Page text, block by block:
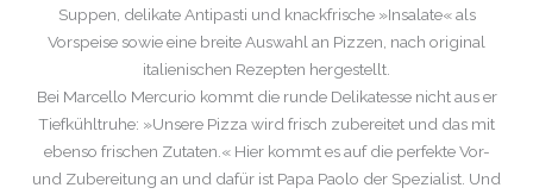
Suppen, delikate Antipasti und knackfrische »Insalate« als
Vorspeise sowie eine breite Auswahl an Pizzen, nach original
italienischen Rezepten hergestellt.
Bei Marcello Mercurio kommt die runde Delikatesse nicht aus er
Tiefkühltruhe: »Unsere Pizza wird frisch zubereitet und das mit
ebenso frischen Zutaten.« Hier kommt es auf die perfekte Vor-
und Zubereitung an und dafür ist Papa Paolo der Spezialist. Und